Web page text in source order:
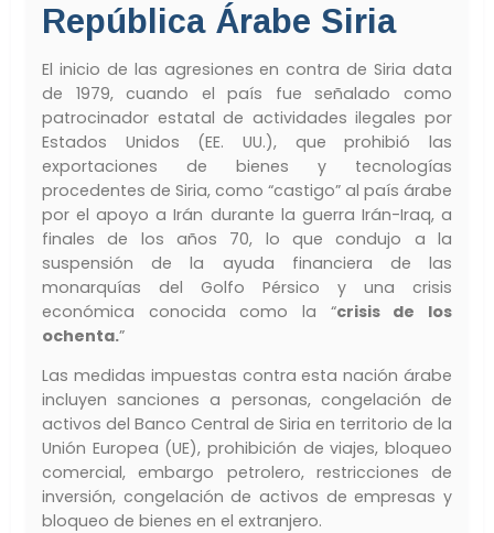
República Árabe Siria
El inicio de las agresiones en contra de Siria data
de 1979, cuando el país fue señalado como
patrocinador estatal de actividades ilegales por
Estados Unidos (EE. UU.), que prohibió las
exportaciones de bienes y tecnologías
procedentes de Siria, como “castigo” al país árabe
por el apoyo a Irán durante la guerra Irán-Iraq, a
finales de los años 70, lo que condujo a la
suspensión de la ayuda financiera de las
monarquías del Golfo Pérsico y una crisis
económica conocida como la “crisis de los
ochenta.”
Las medidas impuestas contra esta nación árabe
incluyen sanciones a personas, congelación de
activos del Banco Central de Siria en territorio de la
Unión Europea (UE), prohibición de viajes, bloqueo
comercial, embargo petrolero, restricciones de
inversión, congelación de activos de empresas y
bloqueo de bienes en el extranjero.